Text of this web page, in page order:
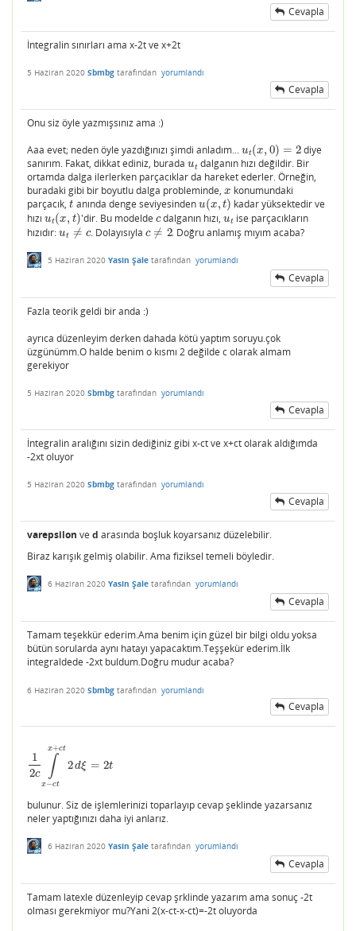
Cevapla
İntegralin sınırları ama x-2t ve x+2t
5 Haziran 2020 Sbmbg tarafından yorumlandı
Cevapla
Onu siz öyle yazmışsınız ama :)
Aaa evet; neden öyle yazdığınızı şimdi anladım... ut(x, 0) = 2
ut(x,0 =2
diye
sanırım. Fakat, dikkat ediniz, burada ut
utdalganın hızı değildir. Bir
ortamda dalga ilerlerken parçacıklar da hareket ederler. Örneğin,
buradaki gibi bir boyutlu dalga probleminde, x
x konumundaki
parçacık, t
t anında denge seviyesinden u(x, t)
u(x,t)
kadar yüksektedir ve
hızı ut(x, t)
ut(x,t) 'dir. Bu modelde c
cdalganın hızı,ut
ut ise parçacıkların
hızıdır: ut ≠ c
ut≠ c . Dolayısıylac ≠ 2
c≠2 . Doğru anlamış mıyım acaba?
5 Haziran 2020 Yasin Şale tarafından yorumlandı
Cevapla
Fazla teorik geldi bir anda :)
ayrıca düzenleyim derken dahada kötü yaptım soruyu.çok
üzgünümm.O halde benim o kısmı 2 değilde c olarak almam
gerekiyor
5 Haziran 2020 Sbmbg tarafından yorumlandı
Cevapla
İntegralin aralığını sizin dediğiniz gibi x-ct ve x+ct olarak aldığımda
-2xt oluyor
5 Haziran 2020 Sbmbg tarafından yorumlandı
Cevapla
varepsilon ve d arasında boşluk koyarsanız düzelebilir.
Biraz karışık gelmiş olabilir. Ama fiziksel temeli böyledir.
6 Haziran 2020 Yasin Şale tarafından yorumlandı
Cevapla
Tamam teşekkür ederim.Ama benim için güzel bir bilgi oldu yoksa
bütün sorularda aynı hatayı yapacaktım.Teşşekür ederim.İlk
integraldede -2xt buldum.Doğru mudur acaba?
6 Haziran 2020 Sbmbg tarafından yorumlandı
Cevapla
1
2c ∫
x−ct
x+ct
2dξ = 2t
12c − x+ct2 dξ =2t
bulunur. Siz de işlemlerinizi toparlayıp cevap şeklinde yazarsanız
neler yaptığınızı daha iyi anlarız.
6 Haziran 2020 Yasin Şale tarafından yorumlandı
Cevapla
Tamam latexle düzenleyip cevap şrklinde yazarım ama sonuç -2t
olması gerekmiyor mu?Yani 2(x-ct-x-ct)=-2t oluyorda